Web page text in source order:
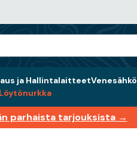
ja HallintalaitteetVenesähkö
Löytönurkka
parhaista tarjouksista →